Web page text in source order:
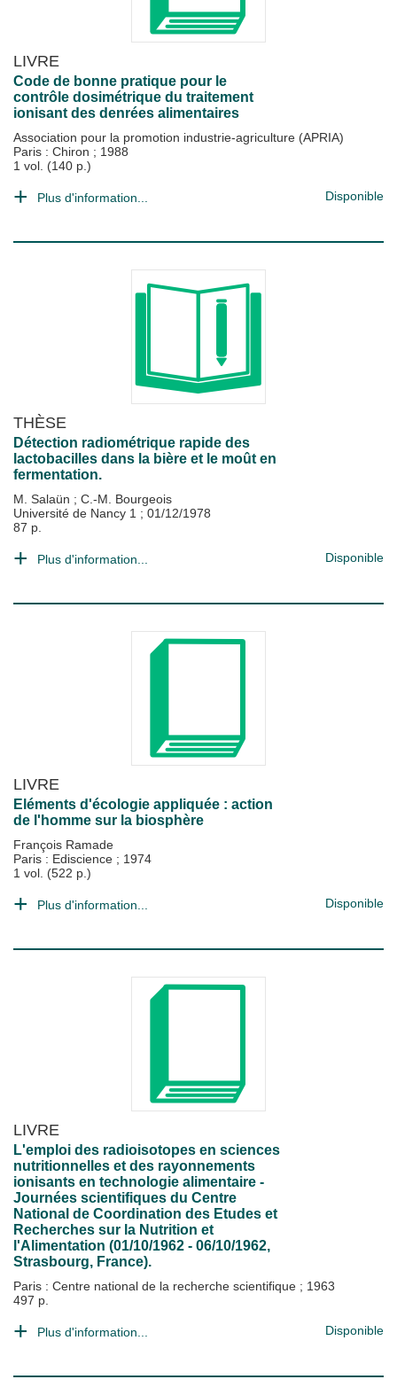
LIVRE
Code de bonne pratique pour le
contrôle dosimétrique du traitement
ionisant des denrées alimentaires
Association pour la promotion industrie-agriculture (APRIA)
Paris : Chiron ; 1988
1 vol. (140 p.)
Plus d'information... Disponible
THÈSE
Détection radiométrique rapide des
lactobacilles dans la bière et le moût en
fermentation.
M. Salaün ; C.-M. Bourgeois
Université de Nancy 1 ; 01/12/1978
87 p.
Plus d'information... Disponible
LIVRE
Eléments d'écologie appliquée : action
de l'homme sur la biosphère
François Ramade
Paris : Ediscience ; 1974
1 vol. (522 p.)
Plus d'information... Disponible
LIVRE
L'emploi des radioisotopes en sciences
nutritionnelles et des rayonnements
ionisants en technologie alimentaire -
Journées scientifiques du Centre
National de Coordination des Etudes et
Recherches sur la Nutrition et
l'Alimentation (01/10/1962 - 06/10/1962,
Strasbourg, France).
Paris : Centre national de la recherche scientifique ; 1963
497 p.
Plus d'information... Disponible